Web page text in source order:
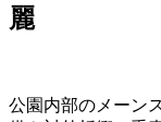
麗
公園内部のメーン